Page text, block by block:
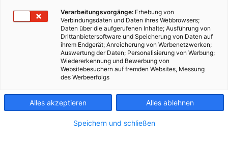
Kontakt
Impressum
Verarbeitungsvorgänge: Erhebung von
Verbindungsdaten und Daten ihres Webbrowsers;
Daten über die aufgerufenen Inhalte; Ausführung von
Drittanbietersoftware und Speicherung von Daten auf
ihrem Endgerät; Anreicherung von Werbenetzwerken;
Auswertung der Daten; Personalisierung von Werbung;
Wiedererkennung und Bewerbung von
Websitebesuchern auf fremden Websites, Messung
des Werbeerfolgs
Alles akzeptieren Alles ablehnen
Speichern und schließen